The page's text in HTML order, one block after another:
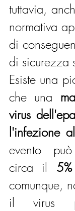
tuttavia,
normativa
di
di sicurezza
Esiste una
che una
virus
l'infezione
evento
circa il 5%
comunque,
il virus